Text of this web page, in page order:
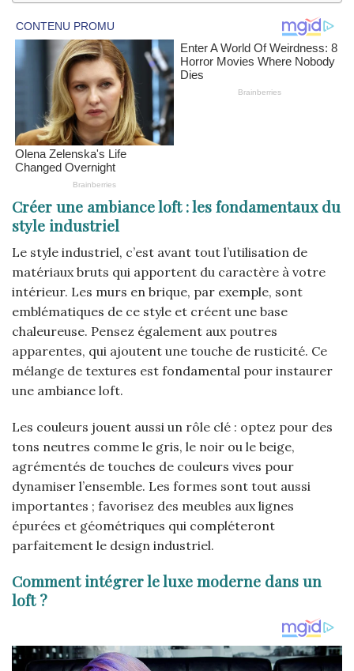
Créer une ambiance loft : les fondamentaux du
style industriel
Le style industriel, c’est avant tout l’utilisation de
matériaux bruts qui apportent du caractère à votre
intérieur. Les murs en brique, par exemple, sont
emblématiques de ce style et créent une base
chaleureuse. Pensez également aux poutres
apparentes, qui ajoutent une touche de rusticité. Ce
mélange de textures est fondamental pour instaurer
une ambiance loft.
Les couleurs jouent aussi un rôle clé : optez pour des
tons neutres comme le gris, le noir ou le beige,
agrémentés de touches de couleurs vives pour
dynamiser l’ensemble. Les formes sont tout aussi
importantes ; favorisez des meubles aux lignes
épurées et géométriques qui compléteront
parfaitement le design industriel.
Comment intégrer le luxe moderne dans un
loft ?